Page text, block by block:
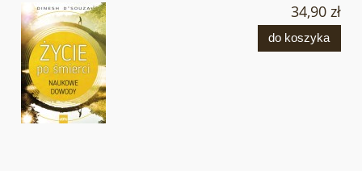
34,90 zł
do koszyka